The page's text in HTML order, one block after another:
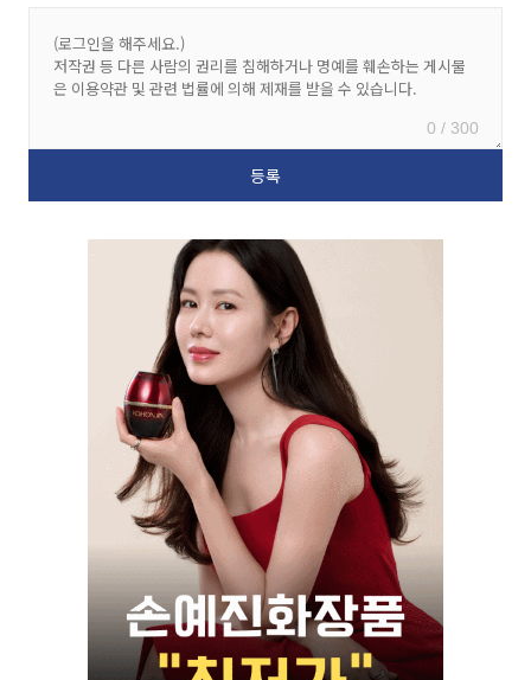
0 / 300